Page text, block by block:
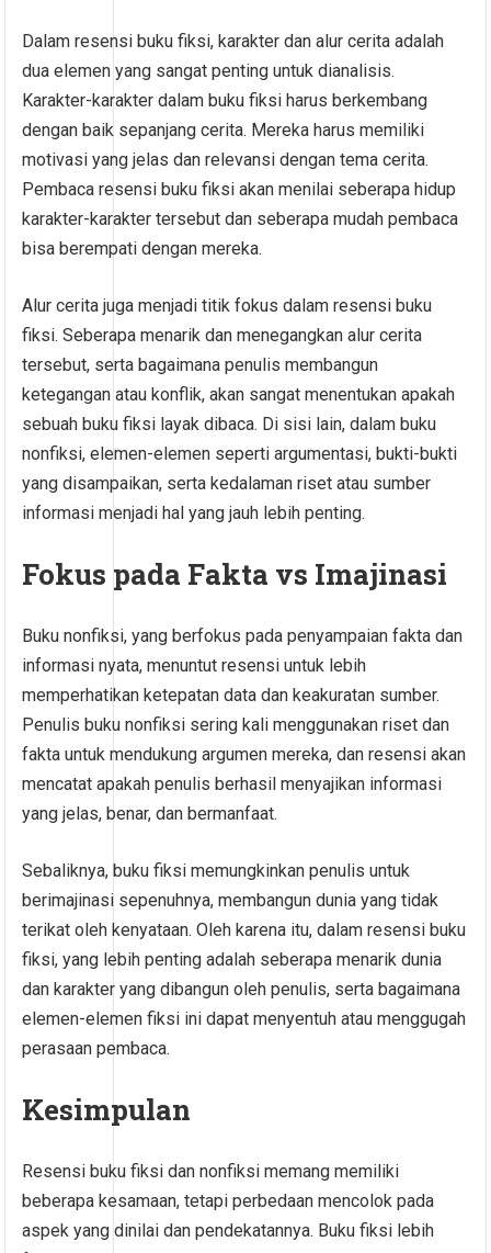
Dalam resensi buku fiksi, karakter dan alur cerita adalah
dua elemen yang sangat penting untuk dianalisis.
Karakter-karakter dalam buku fiksi harus berkembang
dengan baik sepanjang cerita. Mereka harus memiliki
motivasi yang jelas dan relevansi dengan tema cerita.
Pembaca resensi buku fiksi akan menilai seberapa hidup
karakter-karakter tersebut dan seberapa mudah pembaca
bisa berempati dengan mereka.
Alur cerita juga menjadi titik fokus dalam resensi buku
fiksi. Seberapa menarik dan menegangkan alur cerita
tersebut, serta bagaimana penulis membangun
ketegangan atau konflik, akan sangat menentukan apakah
sebuah buku fiksi layak dibaca. Di sisi lain, dalam buku
nonfiksi, elemen-elemen seperti argumentasi, bukti-bukti
yang disampaikan, serta kedalaman riset atau sumber
informasi menjadi hal yang jauh lebih penting.
Fokus pada Fakta vs Imajinasi
Buku nonfiksi, yang berfokus pada penyampaian fakta dan
informasi nyata, menuntut resensi untuk lebih
memperhatikan ketepatan data dan keakuratan sumber.
Penulis buku nonfiksi sering kali menggunakan riset dan
fakta untuk mendukung argumen mereka, dan resensi akan
mencatat apakah penulis berhasil menyajikan informasi
yang jelas, benar, dan bermanfaat.
Sebaliknya, buku fiksi memungkinkan penulis untuk
berimajinasi sepenuhnya, membangun dunia yang tidak
terikat oleh kenyataan. Oleh karena itu, dalam resensi buku
fiksi, yang lebih penting adalah seberapa menarik dunia
dan karakter yang dibangun oleh penulis, serta bagaimana
elemen-elemen fiksi ini dapat menyentuh atau menggugah
perasaan pembaca.
Kesimpulan
Resensi buku fiksi dan nonfiksi memang memiliki
beberapa kesamaan, tetapi perbedaan mencolok pada
aspek yang dinilai dan pendekatannya. Buku fiksi lebih